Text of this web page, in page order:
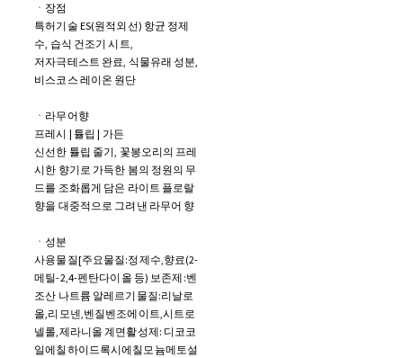
ㆍ장점
특허기술 ES(원적외선) 항균 정제
수, 습식 건조기 시트,
저자극테스트 완료, 식물유래 성분,
비스코스 레이온 원단
ㆍ라무어향
프레시 | 튤립 | 가든
신선한 튤립 줄기, 꽃봉오리의 프레
시한 향기로 가득한 봄의 정원의 무
드를 조화롭게 담은 라이트 플로랄
향을 대중적으로 그려낸 라무어 향
ㆍ성분
사용물질[주요물질:정제수,향료(2-
메틸-2,4-펜탄다이올 등) 보존제:벤
조산 나트륨 알레르기물질:리날로
올,리모넨,벤질벤조에이트,시트로
넬롤,제라니올 계면활성제: 디코코
일에칠하이드록시에칠모늄메토설